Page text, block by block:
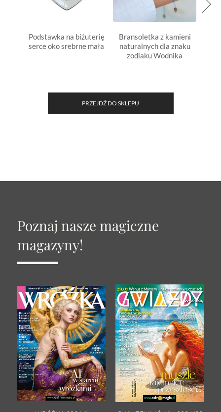
Podstawka na biżuterię
serce oko srebrne mała
Bransoletka z kamieni
naturalnych dla znaku
zodiaku Wodnika
PRZEJDŹ DO SKLEPU
Poznaj nasze magiczne
magazyny!